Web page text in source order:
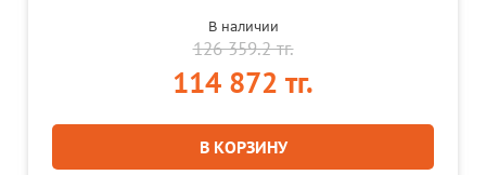
В наличии
126 359.2 тг.
114 872 тг.
В КОРЗИНУ